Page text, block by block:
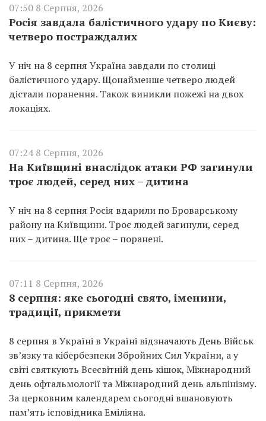
07:50 8 Серпня, 2026
Росія завдала балістичного удару по Києву:
четверо постраждалих
У ніч на 8 серпня Україна завдали по столиці
балістичного удару. Щонайменше четверо людей
дістали поранення. Також виникли пожежі на двох
локаціях.
07:24 8 Серпня, 2026
На Київщині внаслідок атаки РФ загинули
троє людей, серед них – дитина
У ніч на 8 серпня Росія вдарили по Броварському
району на Київщини. Троє людей загинули, серед
них – дитина. Ще троє – поранені.
07:11 8 Серпня, 2026
8 серпня: яке сьогодні свято, іменини,
традиції, прикмети
8 серпня в Україні в Україні відзначають День Військ
зв’язку та кібербезпеки Збройних Сил України, а у
світі святкують Всесвітній день кішок, Міжнародний
день офтальмології та Міжнародний день альпінізму.
За церковним календарем сьогодні вшановують
пам’ять ісповідника Еміліяна.